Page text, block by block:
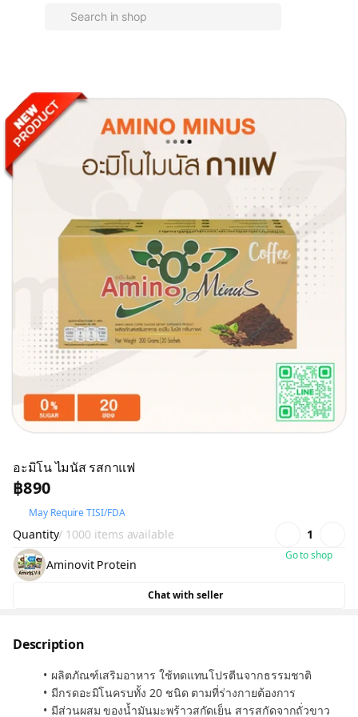
อะมิโน ไมนัส รสกาแฟ
฿890
May Require TISI/FDA
Quantity/ 1000 items available
1
Aminovit Protein
Go to shop
Chat with seller
Description
ผลิตภัณฑ์เสริมอาหาร ใช้ทดแทนโปรตีนจากธรรมชาติ
มีกรดอะมิโนครบทั้ง 20 ชนิด ตามที่ร่างกายต้องการ
มีส่วนผสม ของน้ำมันมะพร้าวสกัดเย็น สารสกัดจากถั่วขาว